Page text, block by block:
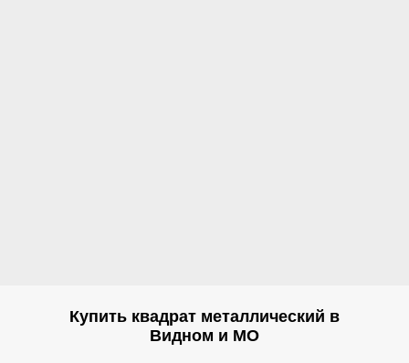
Купить квадрат металлический в
Видном и МО